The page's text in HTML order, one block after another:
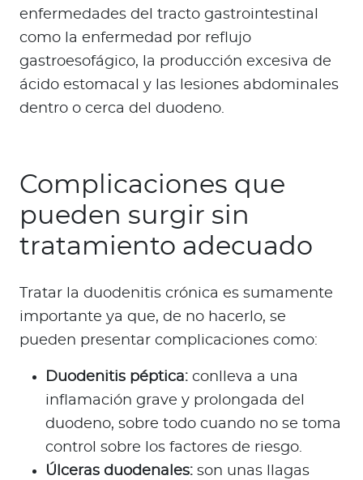
enfermedades del tracto gastrointestinal
como la enfermedad por reflujo
gastroesofágico, la producción excesiva de
ácido estomacal y las lesiones abdominales
dentro o cerca del duodeno.
Complicaciones que
pueden surgir sin
tratamiento adecuado
Tratar la duodenitis crónica es sumamente
importante ya que, de no hacerlo, se
pueden presentar complicaciones como:
Duodenitis péptica: conlleva a una
inflamación grave y prolongada del
duodeno, sobre todo cuando no se toma
control sobre los factores de riesgo.
Úlceras duodenales: son unas llagas